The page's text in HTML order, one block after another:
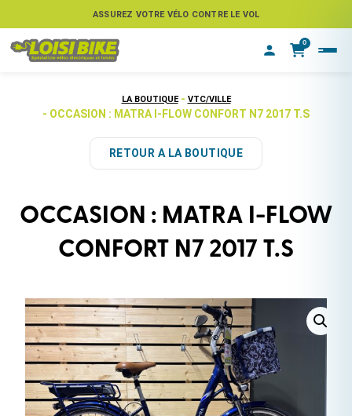
ASSUREZ VOTRE VÉLO CONTRE LE VOL
0
LA BOUTIQUE - VTC/VILLE
- OCCASION : MATRA I-FLOW CONFORT N7 2017 T.S
RETOUR A LA BOUTIQUE
OCCASION : MATRA I-FLOW
CONFORT N7 2017 T.S